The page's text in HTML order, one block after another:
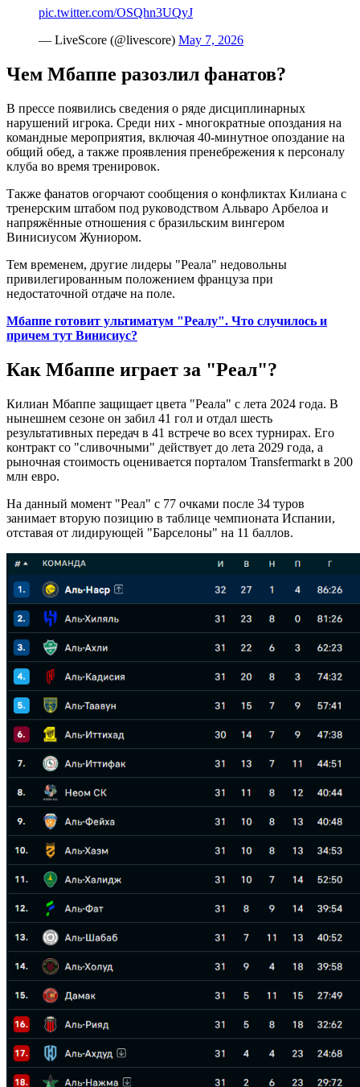
pic.twitter.com/OSQhn3UQyJ
— LiveScore (@livescore) May 7, 2026
Чем Мбаппе разозлил фанатов?
В прессе появились сведения о ряде дисциплинарных
нарушений игрока. Среди них - многократные опоздания на
командные мероприятия, включая 40‑минутное опоздание на
общий обед, а также проявления пренебрежения к персоналу
клуба во время тренировок.
Также фанатов огорчают сообщения о конфликтах Килиана с
тренерским штабом под руководством Альваро Арбелоа и
напряжённые отношения с бразильским вингером
Винисиусом Жуниором.
Тем временем, другие лидеры "Реала" недовольны
привилегированным положением француза при
недостаточной отдаче на поле.
Мбаппе готовит ультиматум "Реалу". Что случилось и
причем тут Винисиус?
Как Мбаппе играет за "Реал"?
Килиан Мбаппе защищает цвета "Реала" с лета 2024 года. В
нынешнем сезоне он забил 41 гол и отдал шесть
результативных передач в 41 встрече во всех турнирах. Его
контракт со "сливочными" действует до лета 2029 года, а
рыночная стоимость оценивается порталом Transfermarkt в 200
млн евро.
На данный момент "Реал" с 77 очками после 34 туров
занимает вторую позицию в таблице чемпионата Испании,
отставая от лидирующей "Барселоны" на 11 баллов.